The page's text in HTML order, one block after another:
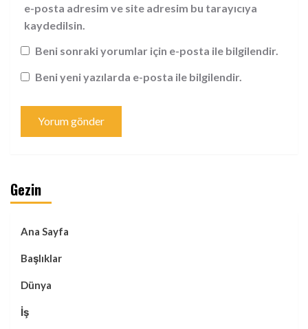
e-posta adresim ve site adresim bu tarayıcıya
kaydedilsin.
Beni sonraki yorumlar için e-posta ile bilgilendir.
Beni yeni yazılarda e-posta ile bilgilendir.
Gezin
Ana Sayfa
Başlıklar
Dünya
İş